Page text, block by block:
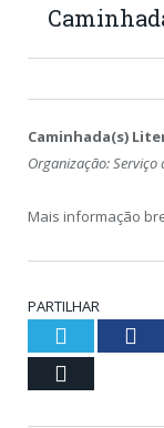
Caminhada(s)
Organização: Serviço
Mais informação
PARTILHAR
Twitter